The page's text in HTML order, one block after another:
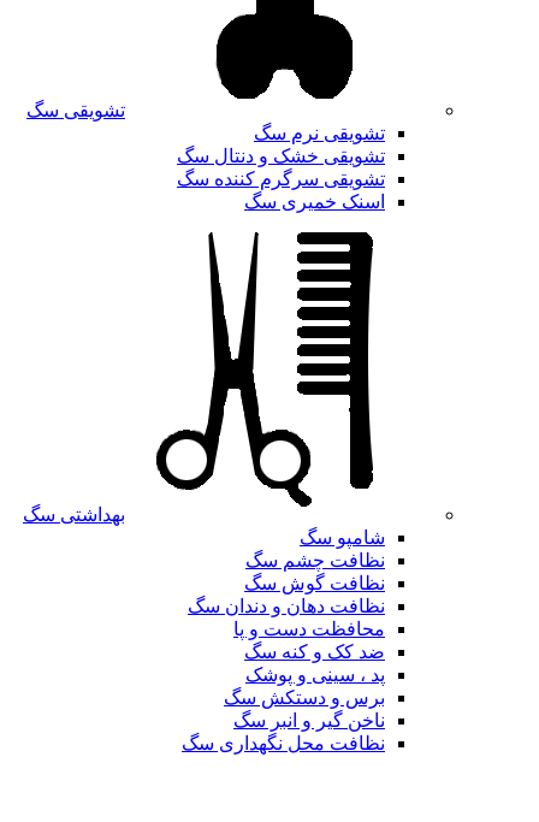
تشویقی سگ
تشویقی نرم سگ
تشویقی خشک و دنتال سگ
تشویقی سرگرم کننده سگ
اسنک خمیری سگ
بهداشتی سگ
شامپو سگ
نظافت چشم سگ
نظافت گوش سگ
نظافت دهان و دندان سگ
محافظت دست و پا
ضد کک و کنه سگ
پد ، سینی و پوشک
برس و دستکش سگ
ناخن گیر و انبر سگ
نظافت محل نگهداری سگ